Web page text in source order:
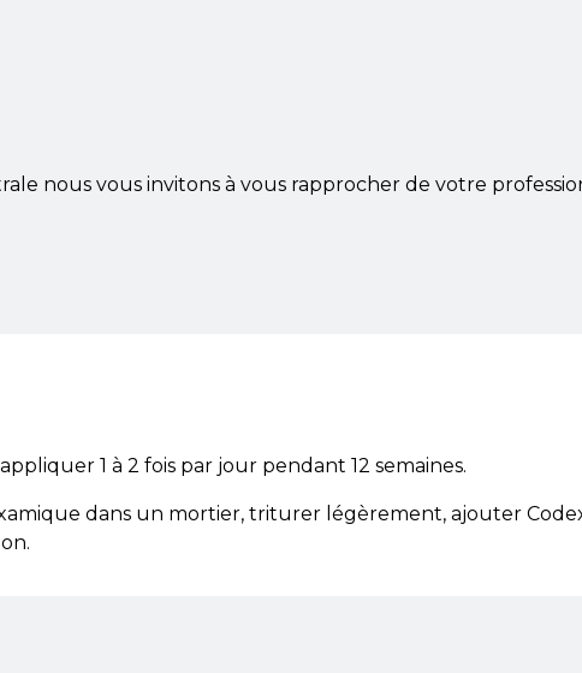
nous vous invitons à vous rapprocher de votre
1 à 2 fois par jour pendant 12 semaines.
dans un mortier, triturer légèrement, ajouter